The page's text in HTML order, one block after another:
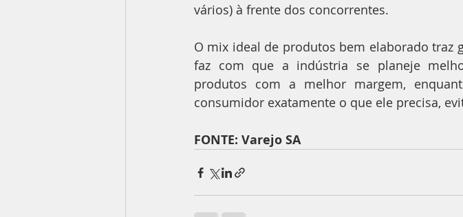
vários) à frente dos concorrentes.
O mix ideal de produtos bem elaborado traz
faz com que a indústria se planeje
produtos com a melhor margem,
consumidor exatamente o que ele precisa,
FONTE: Varejo SA